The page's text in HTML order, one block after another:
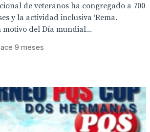
de veteranos ha congregado a 700
y la actividad inclusiva ‘Rema.
motivo del Día mundial...
9 meses